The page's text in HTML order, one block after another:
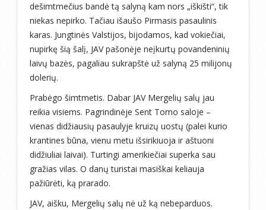
dešimtmečius bandė tą salyną kam nors „iškišti“, tik
niekas nepirko. Tačiau išaušo Pirmasis pasaulinis
karas. Jungtinės Valstijos, bijodamos, kad vokiečiai,
nupirkę šią šalį, JAV pašonėje neįkurtų povandeninių
laivų bazės, pagaliau sukrapštė už salyną 25 milijonų
dolerių.
Prabėgo šimtmetis. Dabar JAV Mergelių salų jau
reikia visiems. Pagrindinėje Sent Tomo saloje –
vienas didžiausių pasaulyje kruizų uostų (palei kurio
krantines būna, vienu metu išsirikiuoja ir aštuoni
didžiuliai laivai). Turtingi amerikiečiai superka sau
gražias vilas. O danų turistai masiškai keliauja
pažiūrėti, ką prarado.
JAV, aišku, Mergelių salų nė už ką nebeparduos.